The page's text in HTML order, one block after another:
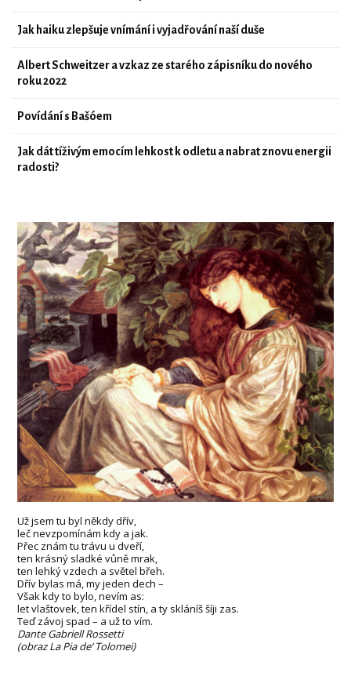
Jak haiku zlepšuje vnímání i vyjadřování naší duše
Albert Schweitzer a vzkaz ze starého zápisníku do nového
roku 2022
Povídání s Bašóem
Jak dát tíživým emocím lehkost k odletu a nabrat znovu energii
radosti?
Už jsem tu byl někdy dřív,
leč nevzpomínám kdy a jak.
Přec znám tu trávu u dveří,
ten krásný sladké vůně mrak,
ten lehký vzdech a světel břeh.
Dřív bylas má, my jeden dech –
Však kdy to bylo, nevím as:
let vlaštovek, ten křídel stín, a ty skláníš šíji zas.
Teď závoj spad – a už to vím.
Dante Gabriell Rossetti
(obraz La Pia de‘ Tolomei)